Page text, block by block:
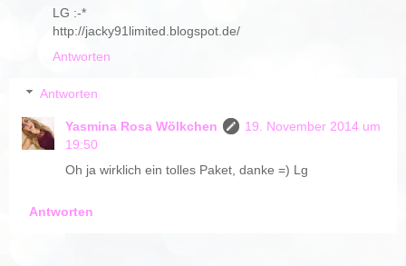
LG :-*
http://jacky91limited.blogspot.de/
Antworten
Antworten
Yasmina Rosa Wölkchen
19. November 2014 um
19:50
Oh ja wirklich ein tolles Paket, danke =) Lg
Antworten